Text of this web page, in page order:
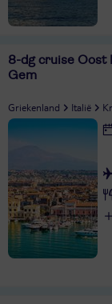
8-dg cruise Oost
Gem
Griekenland Italië